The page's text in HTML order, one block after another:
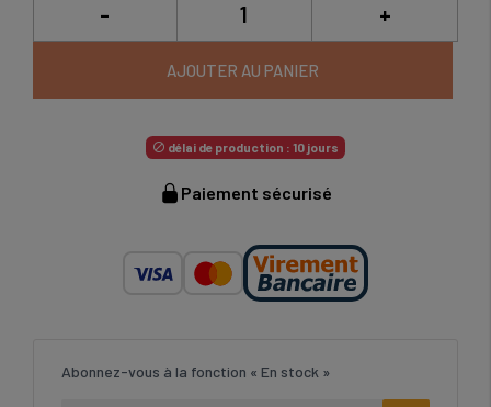
- +
AJOUTER AU PANIER
 délai de production : 10 jours
Paiement sécurisé
Abonnez-vous à la fonction « En stock »